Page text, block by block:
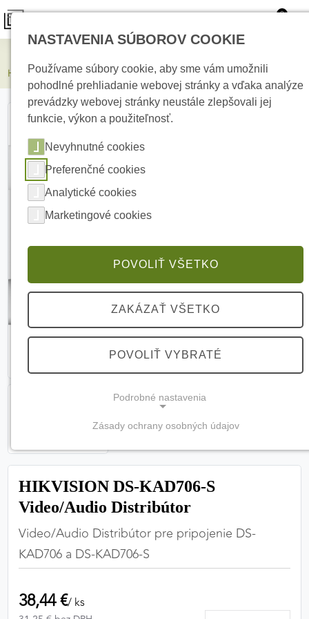
0
HIKVISION DS-KAD706-S Video/Audio Distribútor
HIKVISION DS-KAD706-S
Video/Audio Distribútor
Video/Audio Distribútor pre pripojenie DS-
KAD706 a DS-KAD706-S
38,44 €/ ks
NASTAVENIA SÚBOROV COOKIE
Používame súbory cookie, aby sme vám umožnili
pohodlné prehliadanie webovej stránky a vďaka analýze
prevádzky webovej stránky neustále zlepšovali jej
funkcie, výkon a použiteľnosť.
Nevyhnutné cookies
Preferenčné cookies
Analytické cookies
Marketingové cookies
POVOLIŤ VŠETKO
ZAKÁZAŤ VŠETKO
POVOLIŤ VYBRATÉ
Podrobné nastavenia
Tieto cookies sú potrebné na správne fungovanie
webovej stránky a bez nich by nebolo možné
Nevyhnutné cookies
PREFERENČNÉ COOKIES
Zásady ochrany osobných údajov